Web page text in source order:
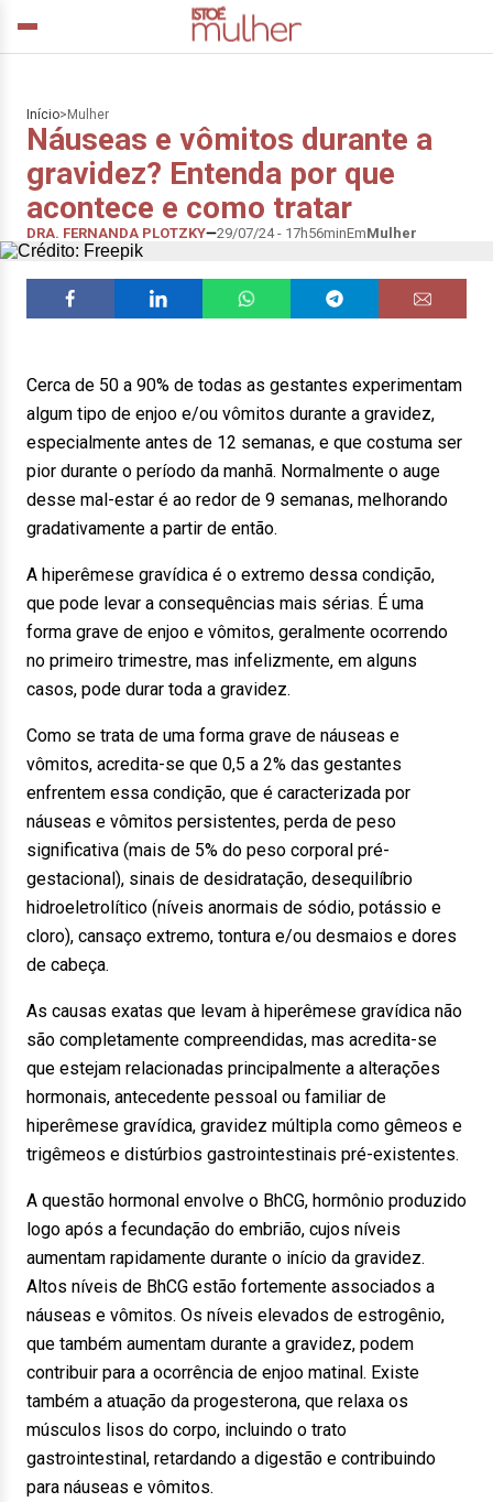
Início> Mulher
Náuseas e vômitos durante a
gravidez? Entenda por que
acontece e como tratar
DRA. FERNANDA PLOTZKY 29/07/24 - 17h56minEmMulher
Cerca de 50 a 90% de todas as gestantes experimentam
algum tipo de enjoo e/ou vômitos durante a gravidez,
especialmente antes de 12 semanas, e que costuma ser
pior durante o período da manhã. Normalmente o auge
desse mal-estar é ao redor de 9 semanas, melhorando
gradativamente a partir de então.
A hiperêmese gravídica é o extremo dessa condição,
que pode levar a consequências mais sérias. É uma
forma grave de enjoo e vômitos, geralmente ocorrendo
no primeiro trimestre, mas infelizmente, em alguns
casos, pode durar toda a gravidez.
Como se trata de uma forma grave de náuseas e
vômitos, acredita-se que 0,5 a 2% das gestantes
enfrentem essa condição, que é caracterizada por
náuseas e vômitos persistentes, perda de peso
significativa (mais de 5% do peso corporal pré-
gestacional), sinais de desidratação, desequilíbrio
hidroeletrolítico (níveis anormais de sódio, potássio e
cloro), cansaço extremo, tontura e/ou desmaios e dores
de cabeça.
As causas exatas que levam à hiperêmese gravídica não
são completamente compreendidas, mas acredita-se
que estejam relacionadas principalmente a alterações
hormonais, antecedente pessoal ou familiar de
hiperêmese gravídica, gravidez múltipla como gêmeos e
trigêmeos e distúrbios gastrointestinais pré-existentes.
A questão hormonal envolve o BhCG, hormônio produzido
logo após a fecundação do embrião, cujos níveis
aumentam rapidamente durante o início da gravidez.
Altos níveis de BhCG estão fortemente associados a
náuseas e vômitos. Os níveis elevados de estrogênio,
que também aumentam durante a gravidez, podem
contribuir para a ocorrência de enjoo matinal. Existe
também a atuação da progesterona, que relaxa os
músculos lisos do corpo, incluindo o trato
gastrointestinal, retardando a digestão e contribuindo
para náuseas e vômitos.